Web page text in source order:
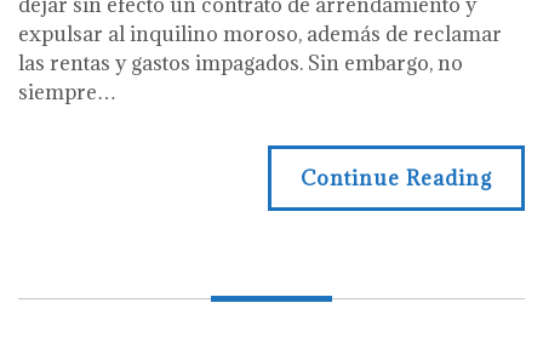
expulsar al inquilino moroso, además de reclamar
las rentas y gastos impagados. Sin embargo, no
siempre…
Continue Reading